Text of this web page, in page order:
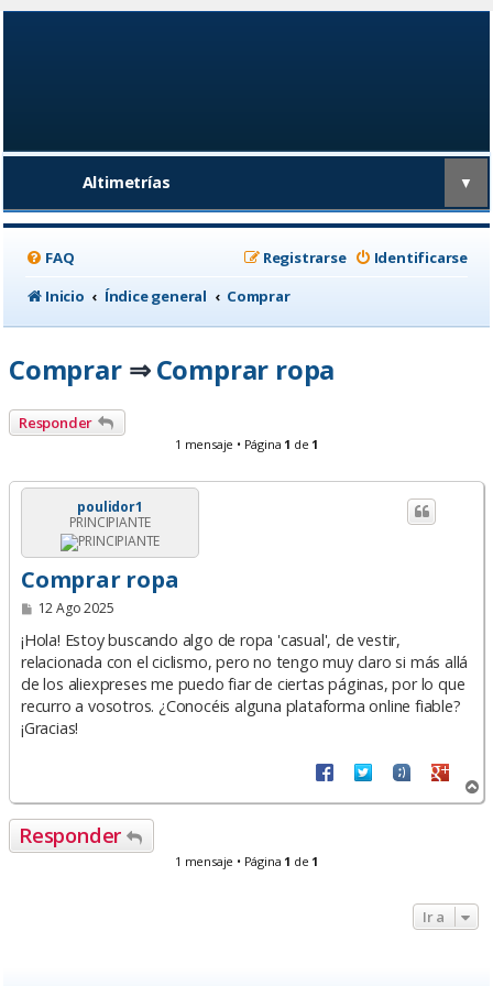
Altimetrías ▼
FAQ Identificarse
Registrarse
Inicio
Índice general Comprar
Comprar⇒ Comprar ropa
Responder
1 mensaje • Página 1 de 1
poulidor1
PRINCIPIANTE
Comprar ropa
M
n
s
a
j
e
12 Ago 2025
¡Hola! Estoy buscando algo de ropa 'casual', de vestir,
relacionada con el ciclismo, pero no tengo muy claro si más allá
de los aliexpreses me puedo fiar de ciertas páginas, por lo que
recurro a vosotros. ¿Conocéis alguna plataforma online fiable?
¡Gracias!
r
Responder
1 mensaje • Página 1 de 1
Ir a